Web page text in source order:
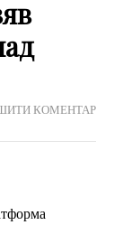
КОМЕНТАРON